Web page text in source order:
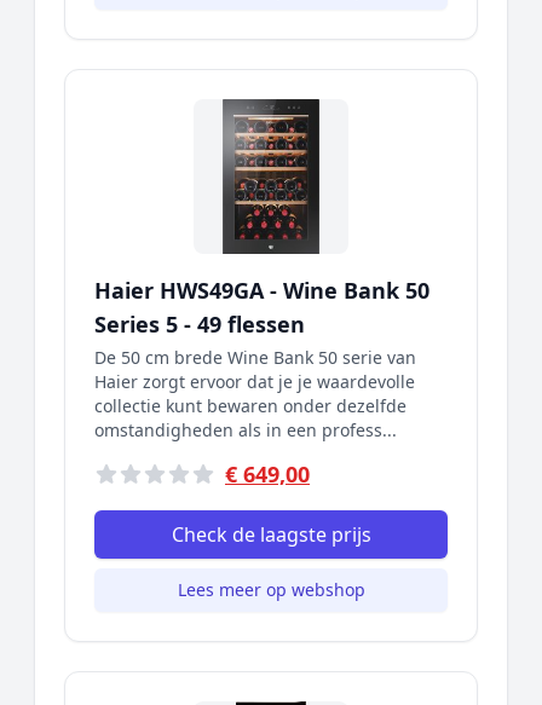
Haier HWS49GA - Wine Bank 50
Series 5 - 49 flessen
De 50 cm brede Wine Bank 50 serie van
Haier zorgt ervoor dat je je waardevolle
collectie kunt bewaren onder dezelfde
omstandigheden als in een profess...
€ 649,00
Check de laagste prijs
Lees meer op webshop